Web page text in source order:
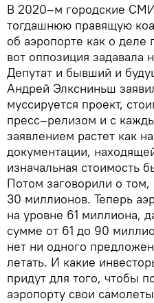
В 2020–м городские
тогдашнюю правящую
об аэропорте как о
вот оппозиция задавала
Депутат и бывший и
Андрей Элксниньш
муссируется проект,
пресс–релизом и с
заявлением растет как
документации,
изначальная стоимость
Потом заговорили о том,
30 миллионов. Теперь
на уровне 61 миллиона,
сумме от 61 до 90
нет ни одного
летать. И какие
придут для того, чтобы
аэропорту свои